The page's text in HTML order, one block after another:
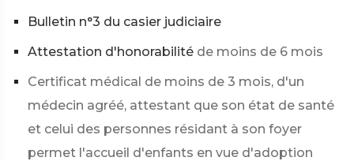
Bulletin n°3 du casier judiciaire
Attestation d'honorabilité de moins de 6 mois
Certificat médical de moins de 3 mois, d'un
médecin agréé, attestant que son état de santé
et celui des personnes résidant à son foyer
permet l'accueil d'enfants en vue d'adoption